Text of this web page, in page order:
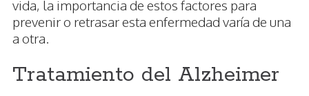
vida, la importancia de estos factores para
prevenir o retrasar esta enfermedad varía de una
a otra.
Tratamiento del Alzheimer